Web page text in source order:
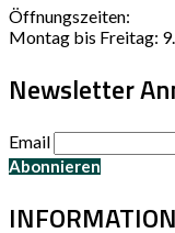
Öffnungszeiten:
Montag bis Freitag:
Newsletter
Email
INFORMATION